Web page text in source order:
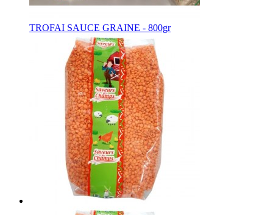
TROFAI SAUCE GRAINE - 800gr